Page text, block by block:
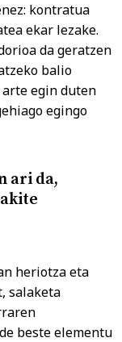
kontratua
ekar lezake.
da geratzen
balio
egin duten
egingo
ari da,
heriotza eta
salaketa
beste elementu